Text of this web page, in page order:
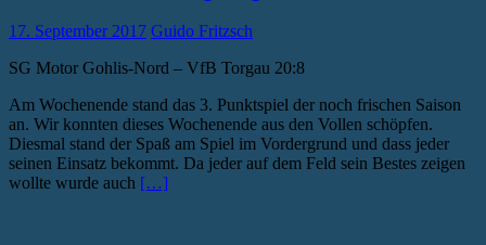
17. September 2017 Guido Fritzsch
SG Motor Gohlis-Nord – VfB Torgau 20:8
Am Wochenende stand das 3. Punktspiel der noch frischen Saison
an. Wir konnten dieses Wochenende aus den Vollen schöpfen.
Diesmal stand der Spaß am Spiel im Vordergrund und dass jeder
seinen Einsatz bekommt. Da jeder auf dem Feld sein Bestes zeigen
wollte wurde auch […]